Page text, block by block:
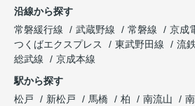
沿線から探す
常磐緩行線
武蔵野線 常磐線
京成
つくばエクスプレス
東武野田線 流
総武線
京成本線
駅から探す
松戸
新松戸 馬橋 柏 南流山